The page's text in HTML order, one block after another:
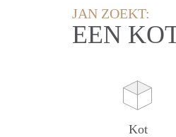
JAN ZOEKT:
EEN
Kot